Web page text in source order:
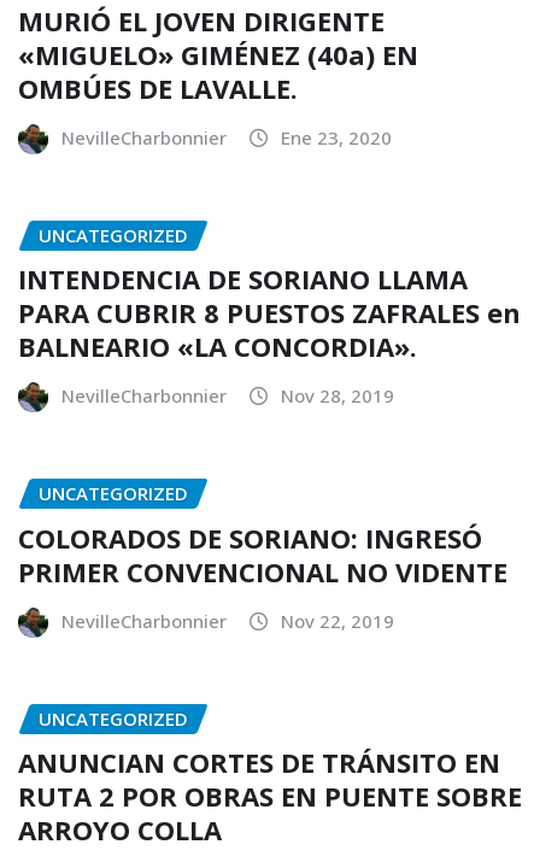
MURIÓ EL JOVEN DIRIGENTE
«MIGUELO» GIMÉNEZ (40a) EN
OMBÚES DE LAVALLE.
NevilleCharbonnier Ene 23, 2020
UNCATEGORIZED
INTENDENCIA DE SORIANO LLAMA
PARA CUBRIR 8 PUESTOS ZAFRALES en
BALNEARIO «LA CONCORDIA».
NevilleCharbonnier Nov 28, 2019
UNCATEGORIZED
COLORADOS DE SORIANO: INGRESÓ
PRIMER CONVENCIONAL NO VIDENTE
NevilleCharbonnier Nov 22, 2019
UNCATEGORIZED
ANUNCIAN CORTES DE TRÁNSITO EN
RUTA 2 POR OBRAS EN PUENTE SOBRE
ARROYO COLLA